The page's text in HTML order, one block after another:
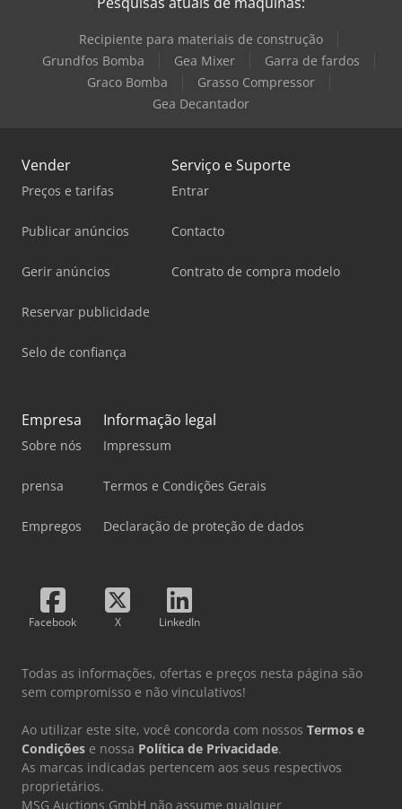
Recipiente para materiais de construção
Grundfos Bomba
Gea Mixer
Garra de fardos
Graco Bomba
Grasso Compressor
Gea Decantador
Vender
Preços e tarifas
Publicar anúncios
Gerir anúncios
Reservar publicidade
Selo de confiança
Serviço e Suporte
Entrar
Contacto
Contrato de compra modelo
Empresa
Sobre nós
prensa
Empregos
Informação legal
Impressum
Termos e Condições Gerais
Declaração de proteção de dados
Facebook X LinkedIn
Todas as informações, ofertas e preços nesta página são
sem compromisso e não vinculativos!
Ao utilizar este site, você concorda com nossos Termos e
Condições e nossa Política de Privacidade.
As marcas indicadas pertencem aos seus respectivos
proprietários.
MSG Auctions GmbH não assume qualquer